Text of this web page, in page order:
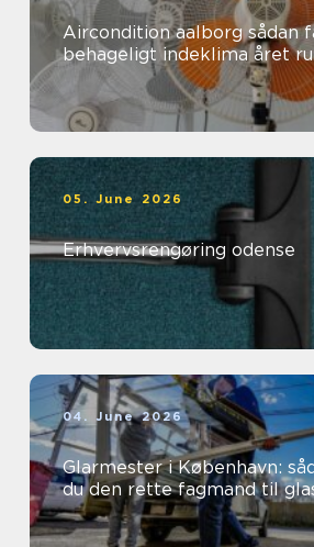
Aircondition aalborg sådan får du et
behageligt indeklima året
05. June 2026
Erhvervsrengøring odense
04. June 2026
Glarmester i København:
du den rette fagmand til